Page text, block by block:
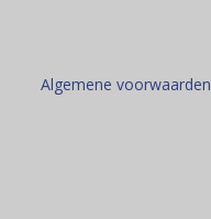
Algemene voorwaarden